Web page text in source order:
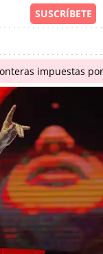
impuestas